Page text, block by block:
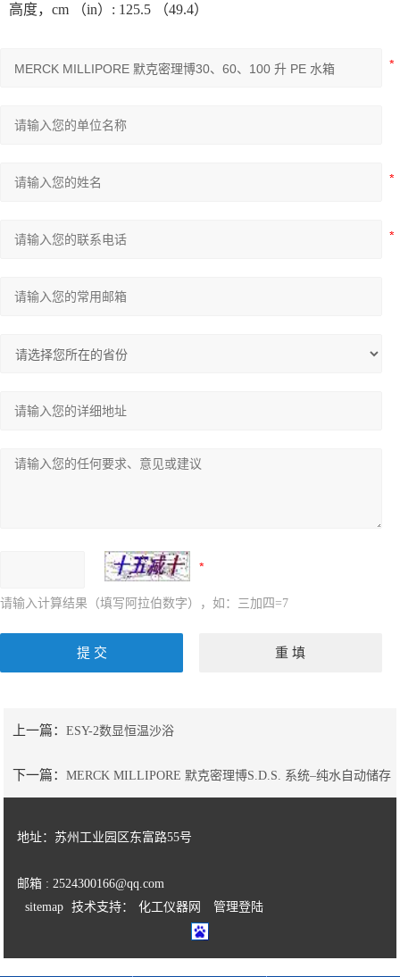
高度，cm （in）: 125.5 （49.4）
请输入计算结果（填写阿拉伯数字），如：三加四=7
上一篇：ESY-2数显恒温沙浴
下一篇：MERCK MILLIPORE 默克密理博S.D.S. 系统–纯水自动储存
地址：苏州工业园区东富路55号
邮箱 : 2524300166@qq.com
sitemap
技术支持： 化工仪器网 管理登陆